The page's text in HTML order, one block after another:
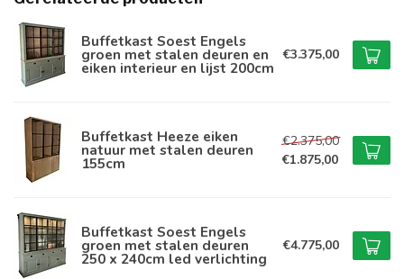
Buffetkast Soest Engels
groen met stalen deuren en
eiken interieur en lijst 200cm
€3.375,00
Buffetkast Heeze eiken
natuur met stalen deuren
155cm
€2.375,00
€1.875,00
Buffetkast Soest Engels
groen met stalen deuren
250 x 240cm led verlichting
€4.775,00